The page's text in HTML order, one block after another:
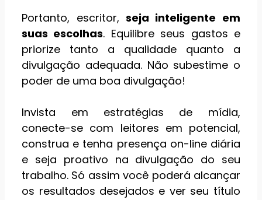
Portanto, escritor, seja inteligente em
suas escolhas. Equilibre seus gastos e
priorize tanto a qualidade quanto a
divulgação adequada. Não subestime o
poder de uma boa divulgação!
Invista em estratégias de mídia,
conecte-se com leitores em potencial,
construa e tenha presença on-line diária
e seja proativo na divulgação do seu
trabalho. Só assim você poderá alcançar
os resultados desejados e ver seu título